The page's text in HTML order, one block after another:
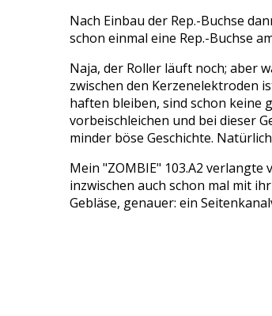
Nach Einbau der Rep.-Buchse
schon einmal eine Rep.-Buchse
Naja, der Roller läuft noch; aber
zwischen den Kerzenelektroden
haften bleiben, sind schon keine
vorbeischleichen und bei dieser
minder böse Geschichte.
Mein "ZOMBIE" 103.A2
inzwischen auch schon mal mit
Gebläse, genauer: ein